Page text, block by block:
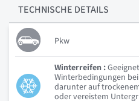
TECHNISCHE DETAILS
Pkw
Winterreifen :
Winterbedingungen
darunter auf
oder vereistem